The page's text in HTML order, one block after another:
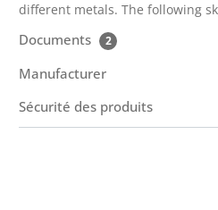
different metals. The following
Documents 2
Manufacturer
Sécurité des produits